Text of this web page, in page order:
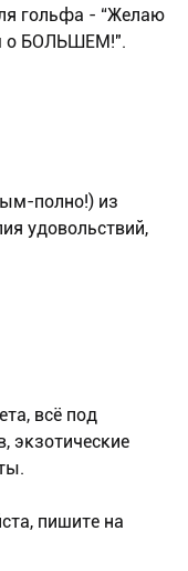
гольфа - “Желаю
о БОЛЬШЕМ!".
полно!) из
удовольствий,
всё под
экзотические
пишите на